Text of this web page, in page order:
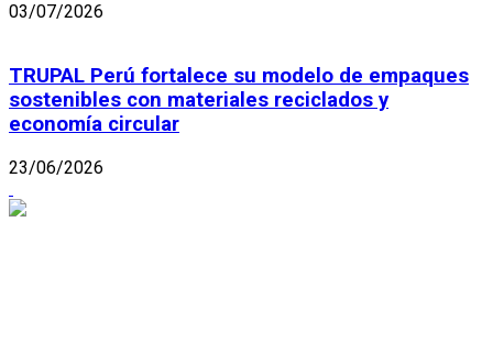
03/07/2026
TRUPAL Perú fortalece su modelo de empaques
sostenibles con materiales reciclados y
economía circular
23/06/2026